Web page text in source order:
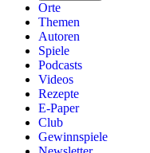
Orte
Themen
Autoren
Spiele
Podcasts
Videos
Rezepte
E-Paper
Club
Gewinnspiele